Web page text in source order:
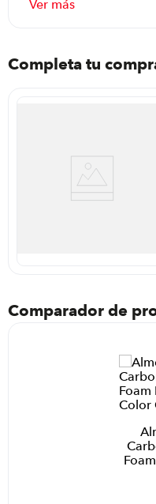
tela Cloud combinada
alineación adecuada de
ofrece garantía de 180
completar el cuidado,
protector de almohada
condiciones. Su perfil
camas de una plaza, y
toque de frescura al
Completa tu
Comparador de